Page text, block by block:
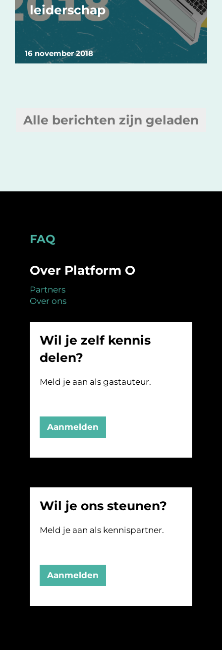
16 november 2018
leiderschap
Alle berichten zijn geladen
Footer
FAQ
Over Platform O
Partners
Over ons
Wil je zelf kennis
delen?
Meld je aan als gastauteur.
Aanmelden
Wil je ons steunen?
Meld je aan als kennispartner.
Aanmelden